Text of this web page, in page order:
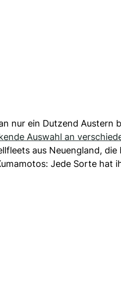
nur ein Dutzend
Auswahl an
aus Neuengland,
Jede Sorte hat